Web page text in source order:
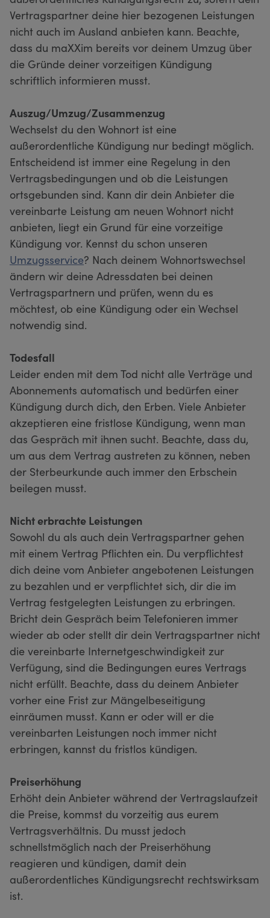
Vertragspartner deine hier bezogenen Leistungen
nicht auch im Ausland anbieten kann. Beachte,
dass du maXXim bereits vor deinem Umzug über
die Gründe deiner vorzeitigen Kündigung
schriftlich informieren musst.
Auszug/Umzug/Zusammenzug
Wechselst du den Wohnort ist eine
außerordentliche Kündigung nur bedingt möglich.
Entscheidend ist immer eine Regelung in den
Vertragsbedingungen und ob die Leistungen
ortsgebunden sind. Kann dir dein Anbieter die
vereinbarte Leistung am neuen Wohnort nicht
anbieten, liegt ein Grund für eine vorzeitige
Kündigung vor. Kennst du schon unseren
Umzugsservice? Nach deinem Wohnortswechsel
ändern wir deine Adressdaten bei deinen
Vertragspartnern und prüfen, wenn du es
möchtest, ob eine Kündigung oder ein Wechsel
notwendig sind.
Todesfall
Leider enden mit dem Tod nicht alle Verträge und
Abonnements automatisch und bedürfen einer
Kündigung durch dich, den Erben. Viele Anbieter
akzeptieren eine fristlose Kündigung, wenn man
das Gespräch mit ihnen sucht. Beachte, dass du,
um aus dem Vertrag austreten zu können, neben
der Sterbeurkunde auch immer den Erbschein
beilegen musst.
Nicht erbrachte Leistungen
Sowohl du als auch dein Vertragspartner gehen
mit einem Vertrag Pflichten ein. Du verpflichtest
dich deine vom Anbieter angebotenen Leistungen
zu bezahlen und er verpflichtet sich, dir die im
Vertrag festgelegten Leistungen zu erbringen.
Bricht dein Gespräch beim Telefonieren immer
wieder ab oder stellt dir dein Vertragspartner nicht
die vereinbarte Internetgeschwindigkeit zur
Verfügung, sind die Bedingungen eures Vertrags
nicht erfüllt. Beachte, dass du deinem Anbieter
vorher eine Frist zur Mängelbeseitigung
einräumen musst. Kann er oder will er die
vereinbarten Leistungen noch immer nicht
erbringen, kannst du fristlos kündigen.
Preiserhöhung
Erhöht dein Anbieter während der Vertragslaufzeit
die Preise, kommst du vorzeitig aus eurem
Vertragsverhältnis. Du musst jedoch
schnellstmöglich nach der Preiserhöhung
reagieren und kündigen, damit dein
außerordentliches Kündigungsrecht rechtswirksam
ist.